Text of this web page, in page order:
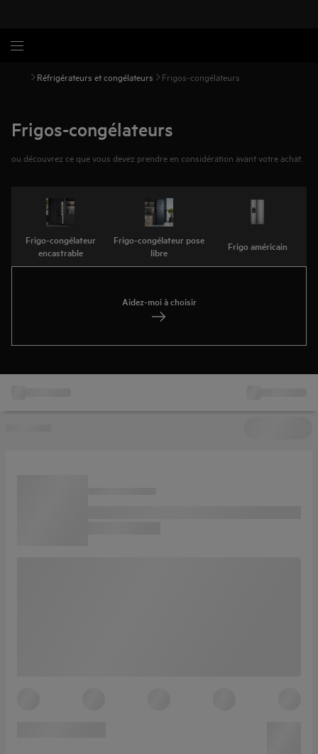
Réfrigérateurs et congélateurs Frigos-congélateurs
Frigos-congélateurs
ou découvrez ce que vous devez prendre en considération avant votre achat.
Frigo-congélateur
encastrable
Frigo-congélateur pose
libre
Frigo américain
Aidez-moi à choisir